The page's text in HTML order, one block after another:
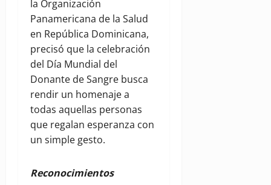
la Organización
Panamericana de la Salud
en República Dominicana,
precisó que la celebración
del Día Mundial del
Donante de Sangre busca
rendir un homenaje a
todas aquellas personas
que regalan esperanza con
un simple gesto.
Reconocimientos